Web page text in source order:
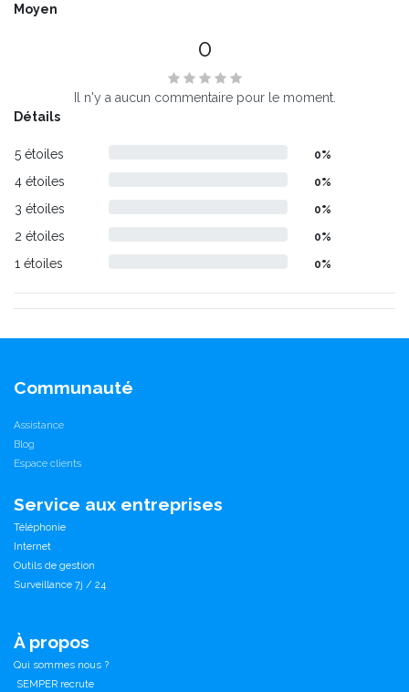
Moyen
0
Il n'y a aucun commentaire pour le moment.
Détails
5 étoiles 0%
4 étoiles 0%
3 étoiles 0%
2 étoiles 0%
1 étoiles 0%
Communauté
Assistance
Blog
Espace clients
Service aux entreprises
Téléphonie
Internet
Outils de gestion
Surveillance 7j / 24
À propos
Qui sommes nous ?
SEMPER recrute